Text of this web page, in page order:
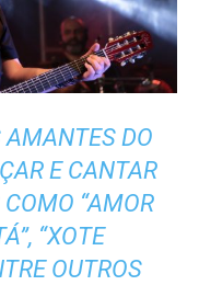
AMANTES DO
E CANTAR
“AMOR
“XOTE
OUTROS